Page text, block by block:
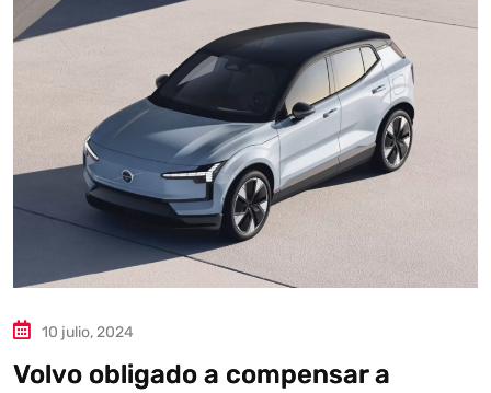
10 julio, 2024
Volvo obligado a compensar a
Autoanalítica IA Agente Inteligente
Estoy aquí para encontrar lo que necesitas. ¿Qué estás
buscando? "Este asistente con IA (OpenAI) ofrece
información referencial que puede contener errores.
Asistente con IA en desarrollo. Autoanalítica optimiza
diariamente su exactitud."